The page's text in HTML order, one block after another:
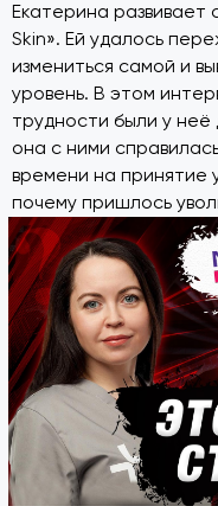
Екатерина развивает
Skin». Ей удалось
измениться самой и
уровень. В этом
трудности были у
она с ними
времени на принятие
почему пришлось